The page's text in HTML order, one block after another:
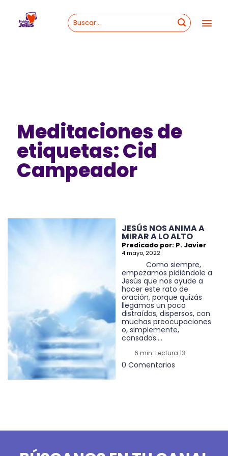
content
Meditaciones de
etiquetas: Cid
Campeador
JESÚS NOS ANIMA A
MIRAR A LO ALTO
Predicado por: P. Javier
4 mayo, 2022
Como siempre,
empezamos pidiéndole a
Jesús que nos ayude a
hacer este rato de
oración, porque quizás
llegamos un poco
distraídos, dispersos, con
muchas preocupaciones
o, simplemente,
cansados....
6 min. Lectura 13
0 Comentarios